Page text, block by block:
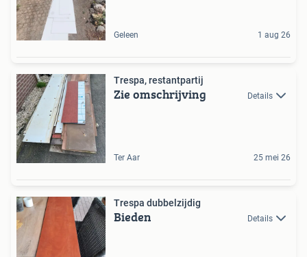
Geleen 1 aug 26
Trespa, restantpartij
Zie omschrijving Details
Ter Aar 25 mei 26
Trespa dubbelzijdig
Bieden Details